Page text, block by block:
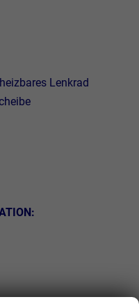
Lenkrad